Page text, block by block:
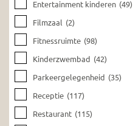
Entertainment kinderen (49)
Filmzaal (2)
Fitnessruimte (98)
Kinderzwembad (42)
Parkeergelegenheid (35)
Receptie (117)
Restaurant (115)